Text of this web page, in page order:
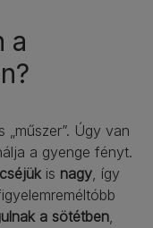
a
Úgy van
a gyenge fényt.
is nagy, így
a sötétben,